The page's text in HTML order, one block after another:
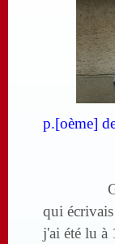
p.[oème]
qui
j'ai été lu à